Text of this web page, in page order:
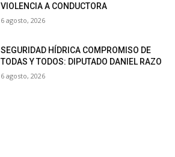
VIOLENCIA A CONDUCTORA
6 agosto, 2026
SEGURIDAD HÍDRICA COMPROMISO DE
TODAS Y TODOS: DIPUTADO DANIEL RAZO
6 agosto, 2026